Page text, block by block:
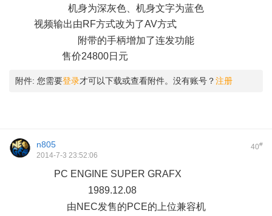
机身为深灰色、机身文字为蓝色
视频输出由RF方式改为了AV方式
附带的手柄增加了连发功能
售价24800日元
附件: 您需要登录才可以下载或查看附件。没有账号？注册
40#
n805
2014-7-3 23:52:06
PC ENGINE SUPER GRAFX
1989.12.085 V$ c& k. v3 c
由NEC发售的PCE的上位兼容机